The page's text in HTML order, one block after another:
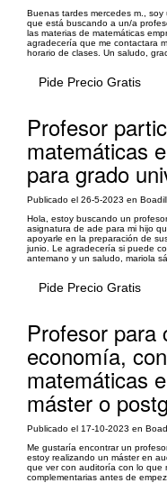
Buenas tardes mercedes m.,
que está buscando a un/a
las materias de matemáticas
agradecería que me contactara
horario de clases. Un saludo,
Pide Precio Gratis
Profesor
matemáticas
para grado
Publicado el 26-5-2023 en
Hola, estoy buscando un
asignatura de ade para mi hijo
apoyarle en la preparación de
junio. Le agradecería si puede
antemano y un saludo, mariola
Pide Precio Gratis
Profesor para
economía,
matemáticas
máster o
Publicado el 17-10-2023 en
Me gustaría encontrar un
estoy realizando un máster en
que ver con auditoría con lo que
complementarias antes de